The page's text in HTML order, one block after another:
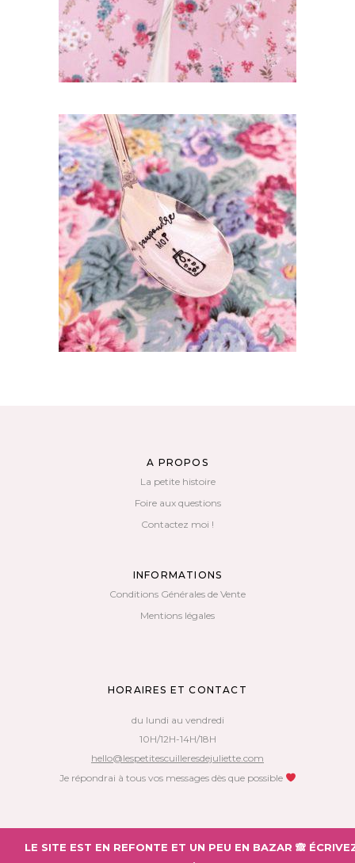
CUILLÈRE ATYPIQUE GRAVÉE VINTAGE :
SAUPOUDRE MOI
35,00 €
AJOUTER AU PANIER
A PROPOS
La petite histoire
Foire aux questions
Contactez moi !
INFORMATIONS
Conditions Générales de Vente
Mentions légales
HORAIRES ET CONTACT
du lundi au vendredi
10H/12H-14H/18H
hello@lespetitescuilleresdejuliette.com
Je répondrai à tous vos messages dès que possible
Copyright 2018 – Les Petites Cuillères de Juliette